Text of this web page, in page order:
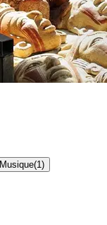
Musique(1 )